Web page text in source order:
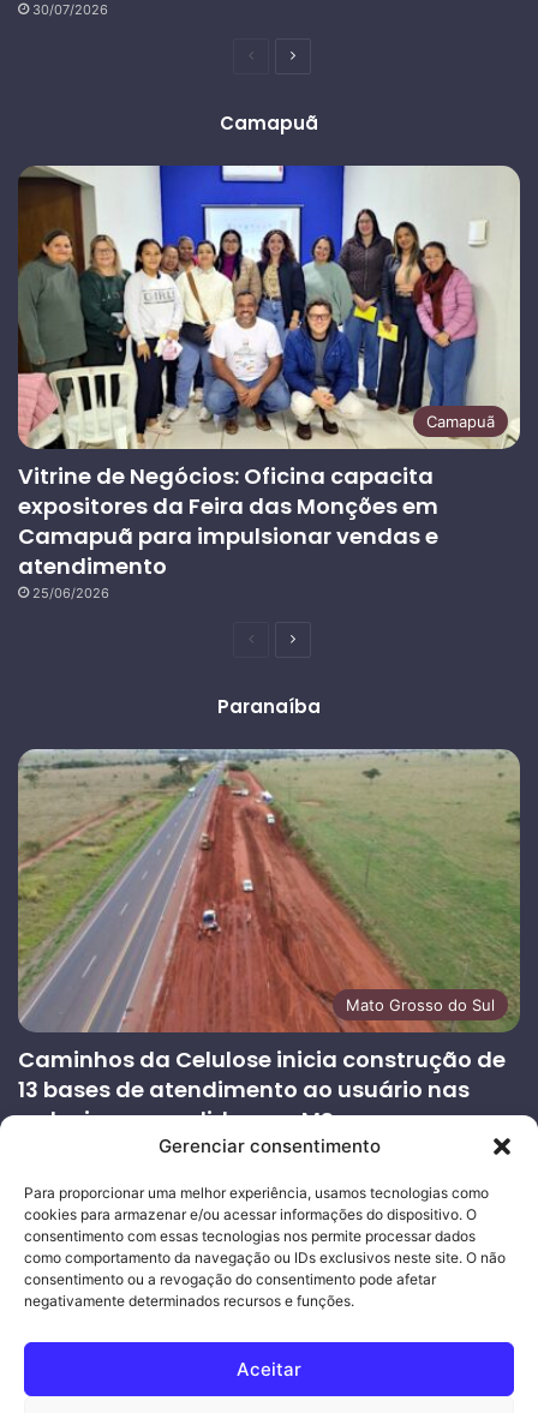
Gerenciar consentimento
Para proporcionar uma melhor experiência, usamos tecnologias como
cookies para armazenar e/ou acessar informações do dispositivo. O
consentimento com essas tecnologias nos permite processar dados
como comportamento da navegação ou IDs exclusivos neste site. O não
consentimento ou a revogação do consentimento pode afetar
negativamente determinados recursos e funções.
Aceitar
30/07/2026
PáginaPróxima
Camapuã
Camapuã
Vitrine de Negócios: Oficina capacita
expositores da Feira das Monções em
Camapuã para impulsionar vendas e
atendimento
25/06/2026
PáginaPróxima
Paranaíba
Mato Grosso do Sul
Caminhos da Celulose inicia construção de
13 bases de atendimento ao usuário nas
rodovias concedidas em MS
Página
anterior
Próxima
página
Ouro Empresas- Desenvolvimento Web
Joeber Garcia